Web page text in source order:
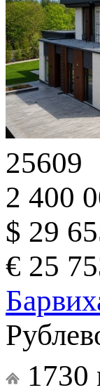
25609
2 400
$ 29
€ 25
1730